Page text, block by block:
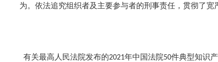
为。依法追究组织者及主要参与者的刑事责任，贯彻了宽
有关最高人民法院发布的2021年中国法院50件典型知识